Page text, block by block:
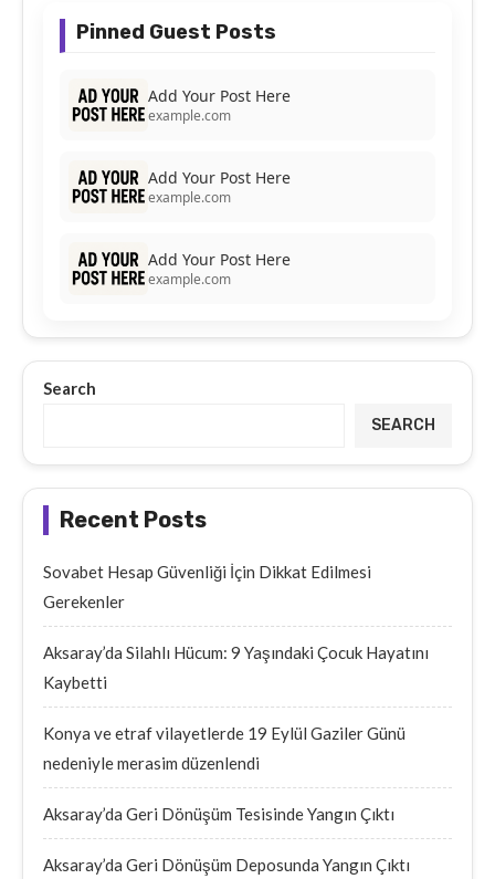
Pinned Guest Posts
Add Your Post Here
example.com
Add Your Post Here
example.com
Add Your Post Here
example.com
Search
SEARCH
Recent Posts
Sovabet Hesap Güvenliği İçin Dikkat Edilmesi
Gerekenler
Aksaray’da Silahlı Hücum: 9 Yaşındaki Çocuk Hayatını
Kaybetti
Konya ve etraf vilayetlerde 19 Eylül Gaziler Günü
nedeniyle merasim düzenlendi
Aksaray’da Geri Dönüşüm Tesisinde Yangın Çıktı
Aksaray’da Geri Dönüşüm Deposunda Yangın Çıktı